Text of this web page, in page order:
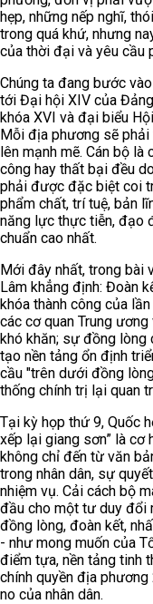
hẹp, những nếp nghĩ,
trong quá khứ, nhưng
của thời đại và yêu cầu
Chúng ta đang bước
tới Đại hội XIV của
khóa XVI và đại biểu
Mỗi địa phương sẽ phải
lên mạnh mẽ. Cán bộ là
công hay thất bại đều
phải được đặc biệt coi
phẩm chất, trí tuệ, bản
năng lực thực tiễn, đạo
chuẩn cao nhất.
Mới đây nhất, trong bài
Lâm khẳng định: Đoàn
khóa thành công của
các cơ quan Trung
khó khăn; sự đồng lòng
tạo nền tảng ổn định
cầu "trên dưới đồng
thống chính trị lại quan
Tại kỳ họp thứ 9, Quốc
xếp lại giang sơn” là cơ
không chỉ đến từ văn
trong nhân dân, sự
nhiệm vụ. Cải cách bộ
đầu cho một tư duy đổi
đồng lòng, đoàn kết,
- như mong muốn của
điểm tựa, nền tảng tinh
chính quyền địa
no của nhân dân.